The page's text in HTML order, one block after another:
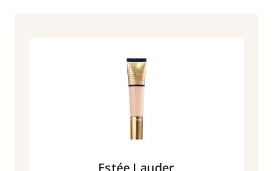
Estée Lauder